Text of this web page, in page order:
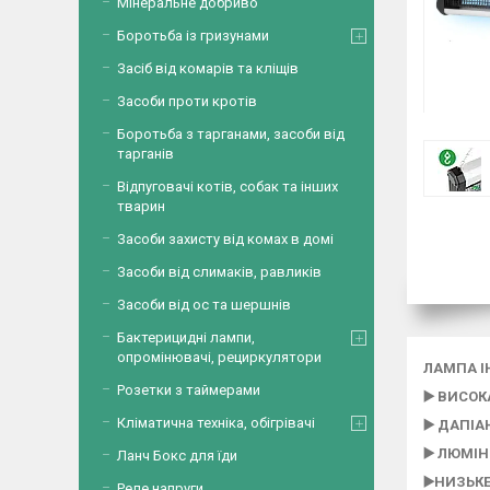
ЛАМПА
▶️
▶️
▶️
Боротьба із гризунами
Засіб від комарів та кліщів
Засоби проти кротів
Боротьба з тарганами, засоби від
тарганів
Відпуговачі котів, собак та інших
тварин
Засоби захисту від комах в домі
Засоби від слимаків, равликів
Засоби від ос та шершнів
Бактерицидні лампи,
опромінювачі, рециркулятори
Розетки з таймерами
Кліматична техніка, обігрівачі
Ланч Бокс для їди